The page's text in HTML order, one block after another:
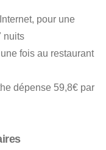
pour une
nuits
fois au restaurant
dépense 59,8€ par